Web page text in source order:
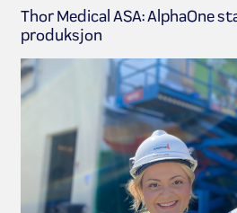
Thor Medical ASA: AlphaOne
produksjon